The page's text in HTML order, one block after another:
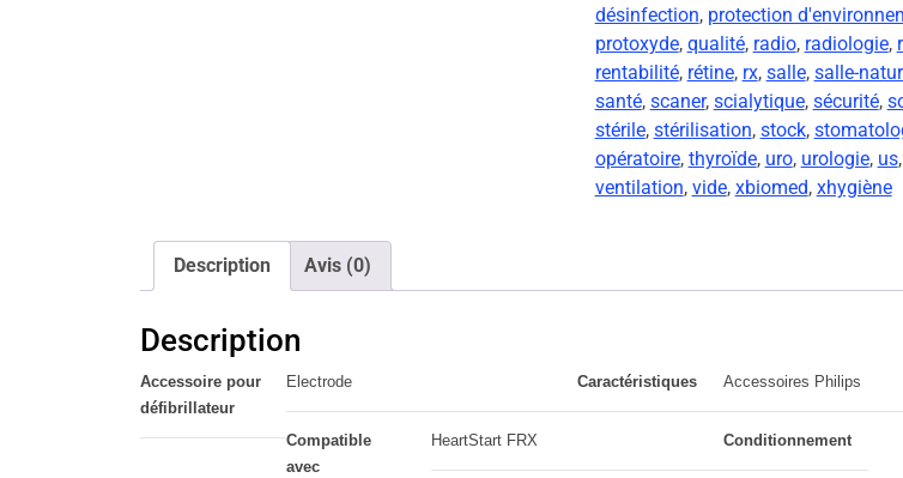
désinfection, protection
protoxyde, qualité, radio, radiologie,
rentabilité, rétine, rx, salle, salle-
santé, scaner, scialytique, sécurité,
stérile, stérilisation, stock,
opératoire, thyroïde, uro, urologie, us,
ventilation, vide, xbiomed, xhygiène
Description Avis (0)
Description
Accessoire pour
défibrillateur
Electrode Caractéristiques Accessoires Philips
Compatible
avec
HeartStart FRX Conditionnement